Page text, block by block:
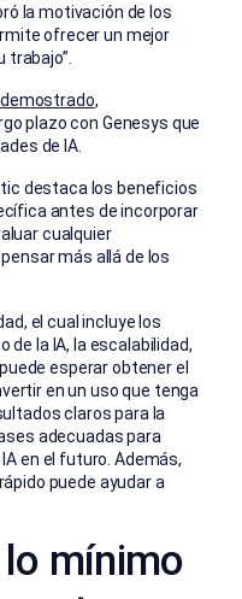
la motivación de los
ofrecer un mejor
demostrado,
plazo con Genesys que
de IA.
destaca los beneficios
antes de incorporar
cualquier
más allá de los
el cual incluye los
la IA, la escalabilidad,
esperar obtener el
en un uso que tenga
claros para la
adecuadas para
en el futuro. Además,
puede ayudar a
mínimo